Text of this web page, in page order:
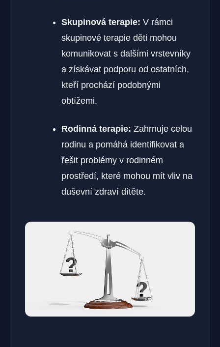
Skupinová terapie: V rámci
skupinové terapie děti mohou
komunikovat s dalšími vrstevníky
a získávat podporu od ostatních,
kteří prochází podobnými
obtížemi.
Rodinná terapie: Zahrnuje celou
rodinu a pomáhá identifikovat a
řešit problémy v rodinném
prostředí, které mohou mít vliv na
duševní zdraví dítěte.